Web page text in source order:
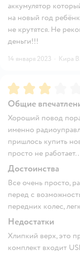
аккумулятор
на новый год
не крутятся. Не
деньги!!!
14 января 2023 · Кира В.
Рейтинг:3
Общие
Хороший повод
именно
пришлось купить
просто не
Достоинства
Все очень просто,
перед с
передних колес,
Недостатки
Хлипкий верх, это
комплект входит